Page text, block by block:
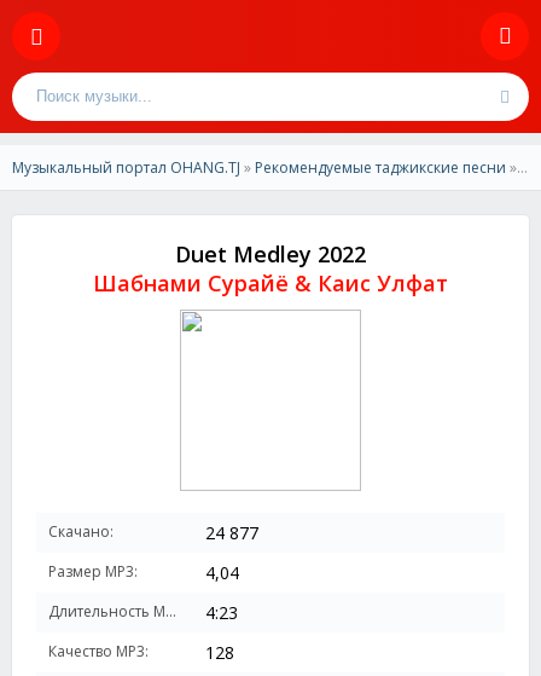
Музыкальный портал OHANG.TJ » Рекомендуемые таджикские песни » Шабнами Сурайё & Каис Улфат - Duet Medley 2022
Duet Medley 2022
Шабнами Сурайё & Каис Улфат
Скачано: 24 877
Размер MP3: 4,04
Длительность MP3: 4:23
Качество MP3: 128